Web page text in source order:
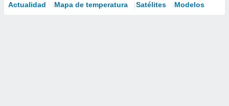
Actualidad Mapa de temperatura Satélites Modelos